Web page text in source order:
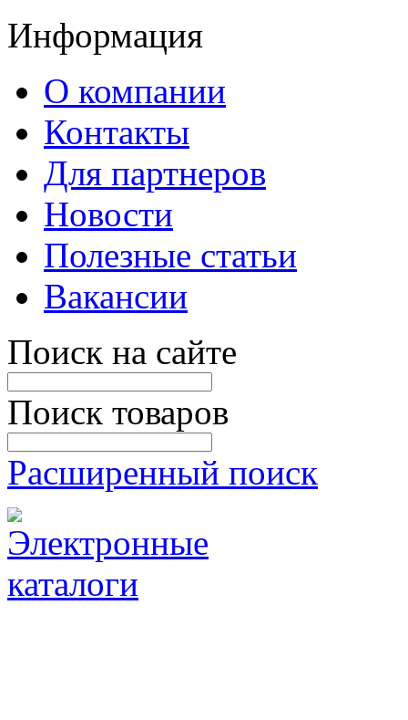
Информация
О компании
Контакты
Для партнеров
Новости
Полезные статьи
Вакансии
Поиск на сайте
Поиск товаров
Расширенный поиск